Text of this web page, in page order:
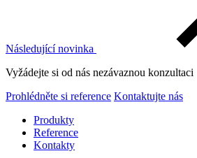
Následující novinka
Vyžádejte si od nás nezávaznou konzultaci
Prohlédněte si reference Kontaktujte nás
Produkty
Reference
Kontakty